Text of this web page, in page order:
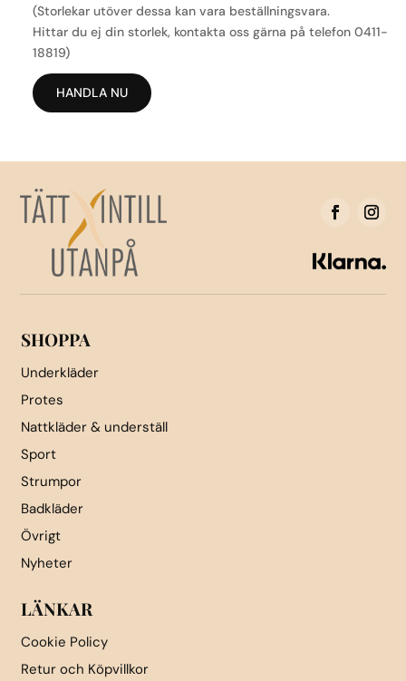
(Storlekar utöver dessa kan vara beställningsvara.
Hittar du ej din storlek, kontakta oss gärna på telefon 0411-
18819)
HANDLA NU
SHOPPA
Underkläder
Protes
Nattkläder & underställ
Sport
Strumpor
Badkläder
Övrigt
Nyheter
LÄNKAR
Cookie Policy
Retur och Köpvillkor